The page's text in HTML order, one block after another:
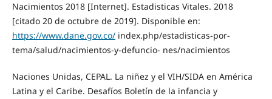
Nacimientos 2018 [Internet]. Estadisticas Vitales. 2018
[citado 20 de octubre de 2019]. Disponible en:
https://www.dane.gov.co/index.php/estadisticas-por-
tema/salud/nacimientos-y-defuncio- nes/nacimientos
Naciones Unidas, CEPAL. La niñez y el VIH/SIDA en América
Latina y el Caribe. Desafíos Boletín de la infancia y